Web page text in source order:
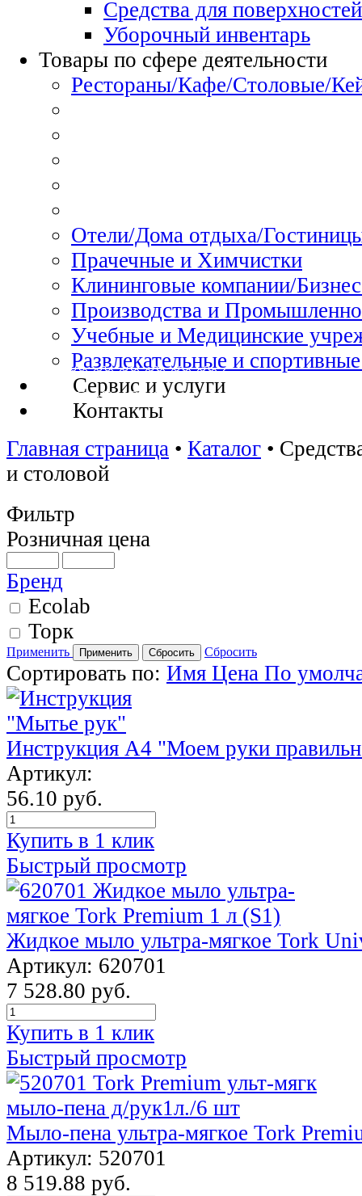
Средства для поверхностей
Уборочный инвентарь
Товары по сфере деятельности
Рестораны/Кафе/Столовые/
Отели/Дома отдыха/
Прачечные и Химчистки
Клининговые компании/
Производства и
Учебные и Медицинские
Развлекательные и
Сервис и услуги
Контакты
Главная страница • Каталог •
и столовой
Фильтр
Розничная цена
Бренд
Ecolab
Торк
Применить Сбросить
Сортировать по: Имя Цена По
Инструкция А4 "Моем руки
Артикул:
56.10 руб.
Купить в 1 клик
Быстрый просмотр
Жидкое мыло ультра-мягкое Tork
Артикул: 620701
7 528.80 руб.
Купить в 1 клик
Быстрый просмотр
Мыло-пена ультра-мягкое Tork
Артикул: 520701
8 519.88 руб.